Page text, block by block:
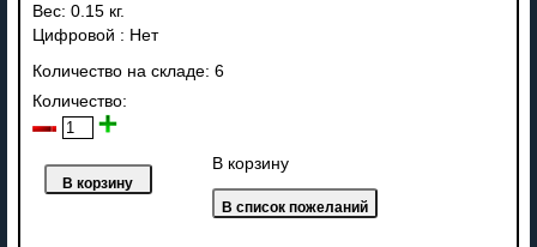
Вес: 0.15 кг.
Цифровой : Нет
Количество на складе: 6
Количество:
В корзину